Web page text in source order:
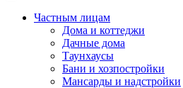
Частным лицам
Дома и коттеджи
Дачные дома
Таунхаусы
Бани и хозпостройки
Мансарды и надстройки